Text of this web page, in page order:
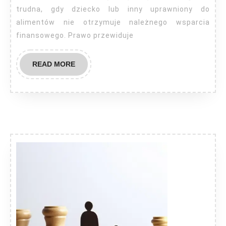
komornika?
trudna, gdy dziecko lub inny uprawniony do
alimentów nie otrzymuje należnego wsparcia
finansowego. Prawo przewiduje
READ MOREREAD
MORE